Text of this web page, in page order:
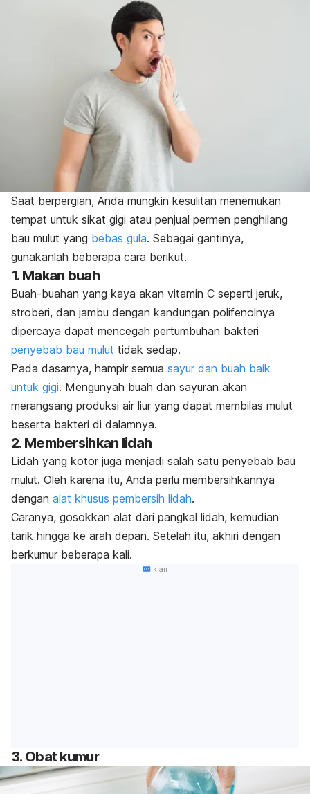
Saat berpergian, Anda mungkin kesulitan menemukan
tempat untuk sikat gigi atau penjual permen penghilang
bau mulut yang bebas gula. Sebagai gantinya,
gunakanlah beberapa cara berikut.
1. Makan buah
Buah-buahan yang kaya akan vitamin C seperti jeruk,
stroberi, dan jambu dengan kandungan polifenolnya
dipercaya dapat mencegah pertumbuhan bakteri
penyebab bau mulut tidak sedap.
Pada dasarnya, hampir semua sayur dan buah baik
untuk gigi. Mengunyah buah dan sayuran akan
merangsang produksi air liur yang dapat membilas mulut
beserta bakteri di dalamnya.
2. Membersihkan lidah
Lidah yang kotor juga menjadi salah satu penyebab bau
mulut. Oleh karena itu, Anda perlu membersihkannya
dengan alat khusus pembersih lidah.
Caranya, gosokkan alat dari pangkal lidah, kemudian
tarik hingga ke arah depan. Setelah itu, akhiri dengan
berkumur beberapa kali.
Iklan
3. Obat kumur